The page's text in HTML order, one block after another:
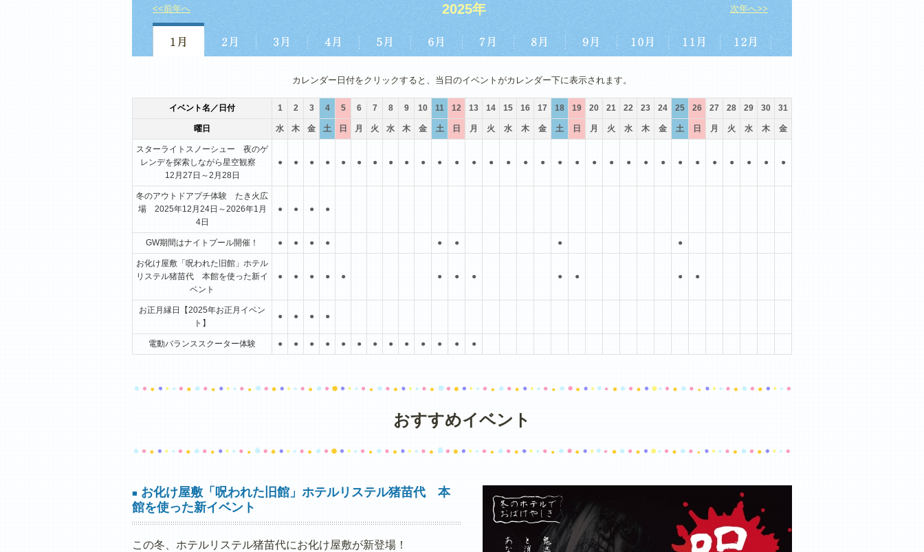
<<前年へ 2025年 次年へ>>
カレンダー日付をクリックすると、当日のイベントがカレンダー下に表示されます。
イベント名／日付 1 2 3 4 5 6 7 8 9 10 11 12 13 14 15 16 17 18 19 20 21 22 23 24 25 26 27 28 29 30 31
曜日 水 木 金 土 日 月 火 水 木 金 土 日 月 火 水 木 金 土 日 月 火 水 木 金 土 日 月 火 水 木 金
スターライトスノーシュー 夜のゲ
レンデを探索しながら星空観察
12月27日～2月28日
● ● ● ● ● ● ● ● ● ● ● ● ● ● ● ● ● ● ● ● ● ● ● ● ● ● ● ● ● ● ●
冬のアウトドアプチ体験 たき火広
場 2025年12月24日～2026年1月
4日
● ● ● ●
GW期間はナイトプール開催！ ● ● ● ● ● ● ● ●
お化け屋敷「呪われた旧館」ホテル
リステル猪苗代 本館を使った新イ
ベント
● ● ● ● ● ● ● ● ● ● ● ●
お正月縁日【2025年お正月イベン
ト】
● ● ● ●
電動バランススクーター体験 ● ● ● ● ● ● ● ● ● ● ● ● ●
おすすめイベント
■ お化け屋敷「呪われた旧館」ホテルリステル猪苗代 本
館を使った新イベント
この冬、ホテルリステル猪苗代にお化け屋敷が新登場！